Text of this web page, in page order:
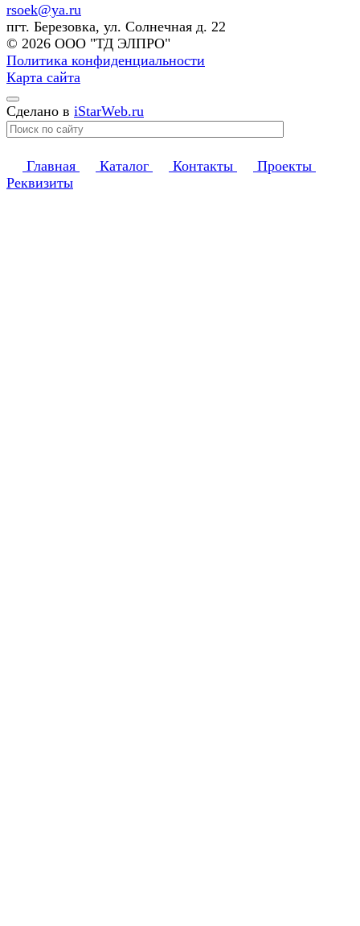
rsoek@ya.ru
пгт. Березовка, ул. Солнечная д. 22
© 2026 ООО "ТД ЭЛПРО"
Политика конфиденциальности
Карта сайта
Сделано в iStarWeb.ru
Главная Каталог Контакты
Проекты
Реквизиты